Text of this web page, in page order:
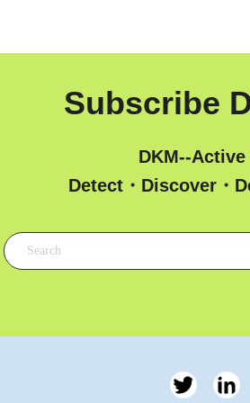
Subscribe
DKM--
Detect・Discover・